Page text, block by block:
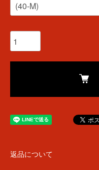
返品について